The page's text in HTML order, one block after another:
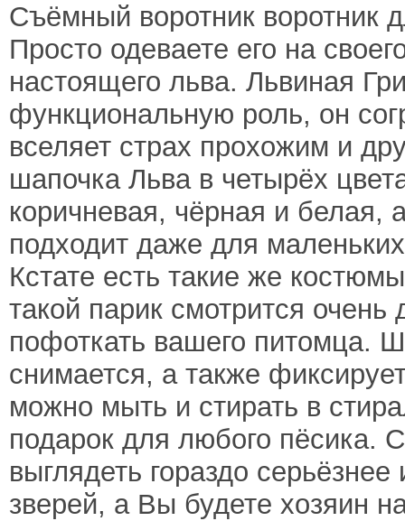
Съёмный воротник воротник
Просто одеваете его на
настоящего льва. Львиная
функциональную роль, он
вселяет страх прохожим и
шапочка Льва в четырёх
коричневая, чёрная и белая,
подходит даже для
Кстате есть такие же
такой парик смотрится
пофоткать вашего питомца.
снимается, а также
можно мыть и стирать в
подарок для любого пёсика.
выглядеть гораздо
зверей, а Вы будете хозяин